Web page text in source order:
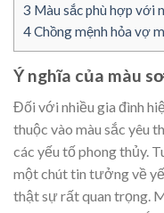
3 Màu sắc phù hợp với
4Chồng mệnh hỏa vợ
Ý nghĩa của màu
Đối với nhiều gia đình
thuộc vào màu sắc yêu
các yếu tố phong thủy.
một chút tin tưởng về
thật sự rất quan trọng.